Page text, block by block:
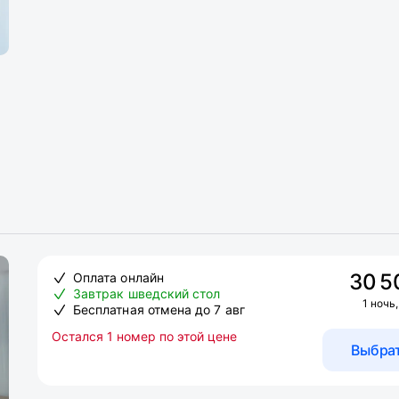
Оплата онлайн
Завтрак шведский стол
Бесплатная отмена до 7 авг
Остался 1 номер по этой цене
30
1